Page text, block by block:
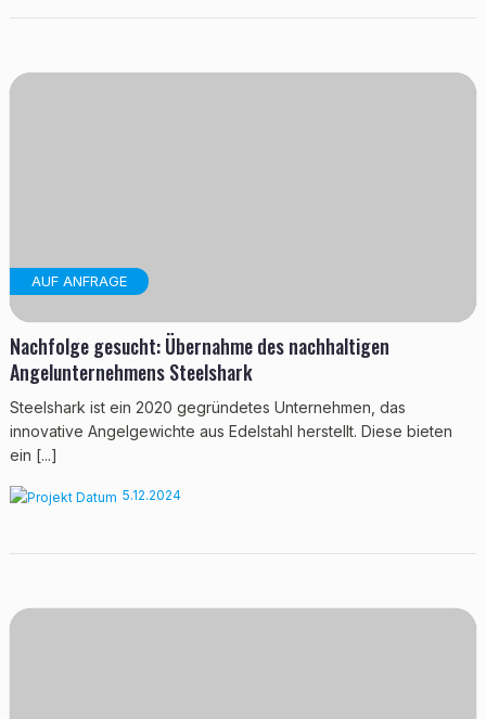
AUF ANFRAGE
Nachfolge gesucht: Übernahme des nachhaltigen
Angelunternehmens Steelshark
Steelshark ist ein 2020 gegründetes Unternehmen, das
innovative Angelgewichte aus Edelstahl herstellt. Diese bieten
ein [...]
5.12.2024